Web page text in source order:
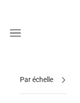
Ouvrir la navigation
Par échelle